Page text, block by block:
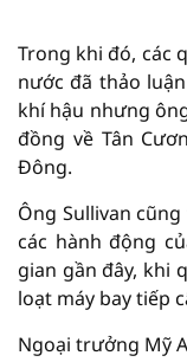
Trong khi đó, các
nước đã thảo
khí hậu nhưng
đồng về Tân
Đông.
Ông Sullivan
các hành động
gian gần đây, khi
loạt máy bay tiếp
Ngoại trưởng Mỹ